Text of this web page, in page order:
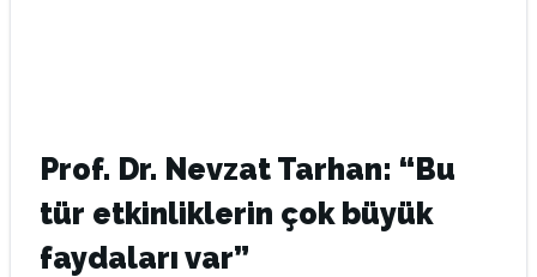
Prof. Dr. Nevzat Tarhan: “Bu
tür etkinliklerin çok büyük
faydaları var”